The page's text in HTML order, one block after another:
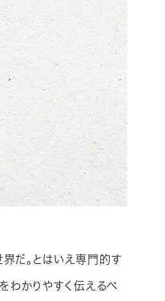
だ。とはいえ専門的す
わかりやすく伝えるべ